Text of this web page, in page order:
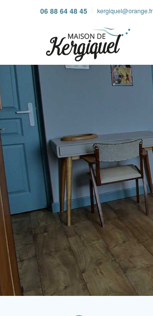
06 88 64 48 45 kergiquel@orange.fr